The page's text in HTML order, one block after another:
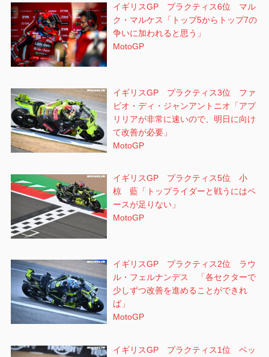
イギリスGP プラクティス6位 マル
ク・マルケス「トップ5からトップ7の
争いに加われると思う」
MotoGP
イギリスGP プラクティス3位 ファ
ビオ・ディ・ジャンアントニオ「アプ
リリアが非常に速いので、明日に向け
て改善が必要」
MotoGP
イギリスGP プラクティス5位 小
椋 藍「トップライダーと戦うにはペ
ースが足りない」
MotoGP
イギリスGP プラクティス2位 ラウ
ル・フェルナンデス 「各セクターで
少しずつ改善を進めることができれ
ば」
MotoGP
イギリスGP プラクティス1位 ベッ